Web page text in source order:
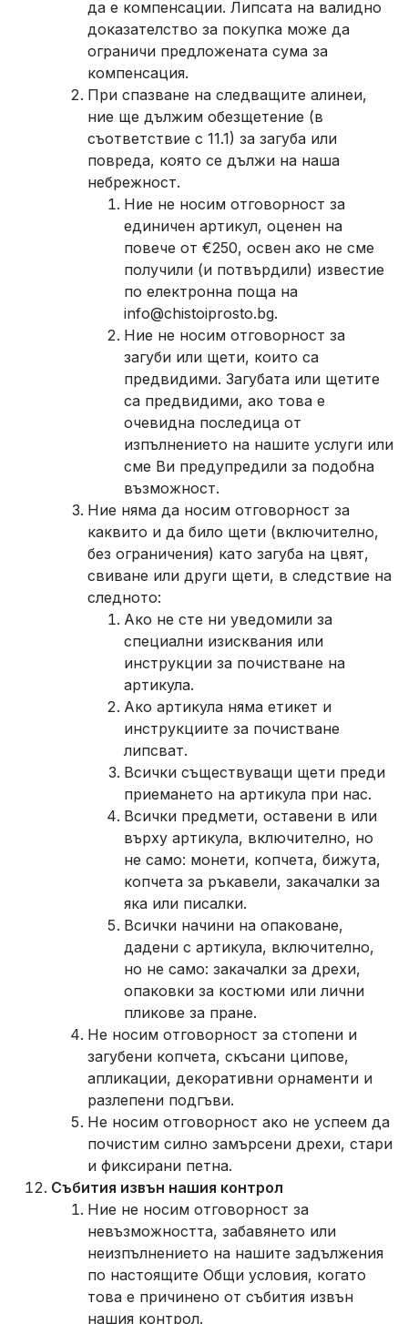
да е компенсации. Липсата на валидно
доказателство за покупка може да
ограничи предложената сума за
компенсация.
При спазване на следващите алинеи,
ние ще дължим обезщетение (в
съответствие с 11.1) за загуба или
повреда, която се дължи на наша
небрежност.
Ние не носим отговорност за
единичен артикул, оценен на
повече от €250, освен ако не сме
получили (и потвърдили) известие
по електронна поща на
info@chistoiprosto.bg.
Ние не носим отговорност за
загуби или щети, които са
предвидими. Загубата или щетите
са предвидими, ако това е
очевидна последица от
изпълнението на нашите услуги или
сме Ви предупредили за подобна
възможност.
Ние няма да носим отговорност за
каквито и да било щети (включително,
без ограничения) като загуба на цвят,
свиване или други щети, в следствие на
следното:
Ако не сте ни уведомили за
специални изисквания или
инструкции за почистване на
артикула.
Ако артикула няма етикет и
инструкциите за почистване
липсват.
Всички съществуващи щети преди
приемането на артикула при нас.
Всички предмети, оставени в или
върху артикула, включително, но
не само: монети, копчета, бижута,
копчета за ръкавели, закачалки за
яка или писалки.
Всички начини на опаковане,
дадени с артикула, включително,
но не само: закачалки за дрехи,
опаковки за костюми или лични
пликове за пране.
Не носим отговорност за стопени и
загубени копчета, скъсани ципове,
апликации, декоративни орнаменти и
разлепени подгъви.
Не носим отговорност ако не успеем да
почистим силно замърсени дрехи, стари
и фиксирани петна.
Събития извън нашия контрол
Ние не носим отговорност за
невъзможността, забавянето или
неизпълнението на нашите задължения
по настоящите Общи условия, когато
това е причинено от събития извън
нашия контрол.